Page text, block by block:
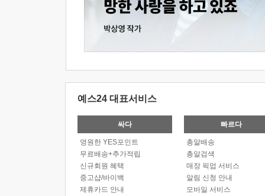
예스24 대표서비스
싸다
영원한 YES포인트
무료배송+추가적립
신규회원 혜택
중고샵/바이백
제휴카드 안내
빠르다
총알배송
총알검색
매장 픽업 서비스
알림 신청 안내
모바일 서비스